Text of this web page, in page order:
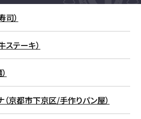
）
テーキ）
京都市下京区/手作りパン屋）